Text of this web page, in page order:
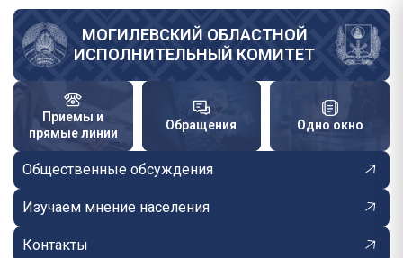
Перейти
основному
содержанию
МОГИЛЕВСКИЙ ОБЛАСТНОЙ
ИСПОЛНИТЕЛЬНЫЙ КОМИТЕТ
Приемы и
прямые линии
Обращения Одно окно
Общественные обсуждения
Изучаем мнение населения
Контакты